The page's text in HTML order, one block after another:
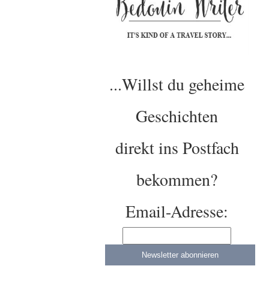
...Willst du geheime
Geschichten
direkt ins Postfach
bekommen?
Email-Adresse: